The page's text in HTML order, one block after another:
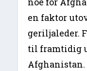
en faktor
geriljaleder.
til framtidig
Afghanistan.